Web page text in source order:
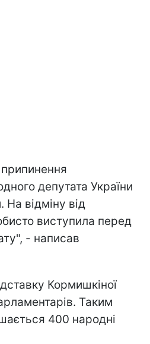
депутата України
На відміну від
виступила перед
- написав
Кормишкіної
Таким
400 народні